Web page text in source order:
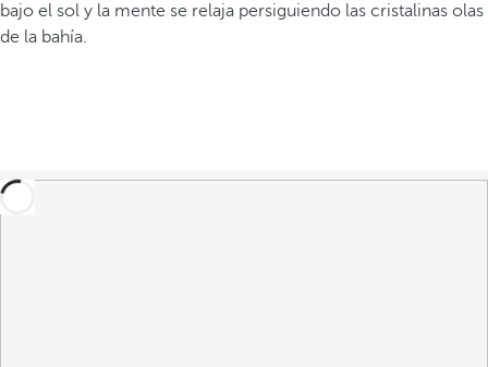
bajo el sol y la mente se relaja persiguiendo las cristalinas olas
de la bahía.